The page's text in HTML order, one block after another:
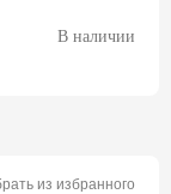
В наличии
из избранного